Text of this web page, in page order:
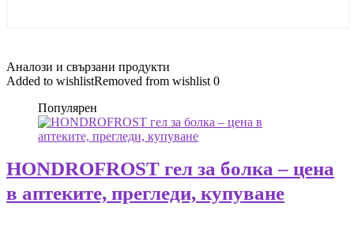
Аналози и свързани продукти
Added to wishlistRemoved from wishlist 0
Популярен
HONDROFROST гел за болка – цена
в аптеките, прегледи, купуване